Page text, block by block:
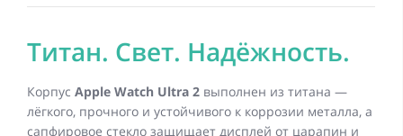
Титан. Свет. Надёжность.
Корпус Apple Watch Ultra 2 выполнен из титана —
лёгкого, прочного и устойчивого к коррозии металла, а
сапфировое стекло защищает дисплей от царапин и